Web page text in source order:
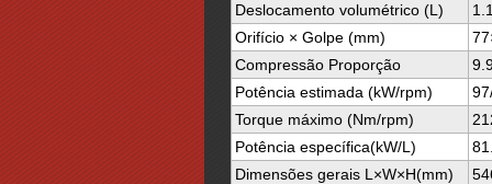
Deslocamento volumétrico (L)
Orifício × Golpe (mm)
Compressão Proporção
Potência estimada (kW/rpm)
Torque máximo (Nm/rpm)
Potência específica(kW/L)
Dimensões gerais L×W×H(mm)